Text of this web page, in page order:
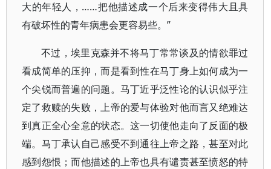
大的年轻人，……把他描述成一个后来变得伟大且具
有破坏性的青年病患会更容易些。”
不过，埃里克森并不将马丁常常谈及的情欲罪过
看成简单的压抑，而是看到性在马丁身上如何成为一
个尖锐而普遍的问题。马丁近乎泛性论的认识似乎注
定了救赎的失败，上帝的爱与体验对他而言又绝难达
到真正全心全意的状态。这一切使他走向了反面的极
端。马丁承认自己感受不到通往上帝之路，甚至对此
感到怨恨；而他描述的上帝也具有谴责甚至愤怒的特